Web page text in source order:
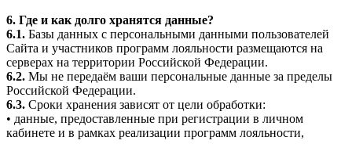
6. Где и как долго хранятся данные?
6.1. Базы данных с персональными данными пользователей
Сайта и участников программ лояльности размещаются на
серверах на территории Российской Федерации.
6.2. Мы не передаём ваши персональные данные за пределы
Российской Федерации.
6.3. Сроки хранения зависят от цели обработки:
• данные, предоставленные при регистрации в личном
кабинете и в рамках реализации программ лояльности,